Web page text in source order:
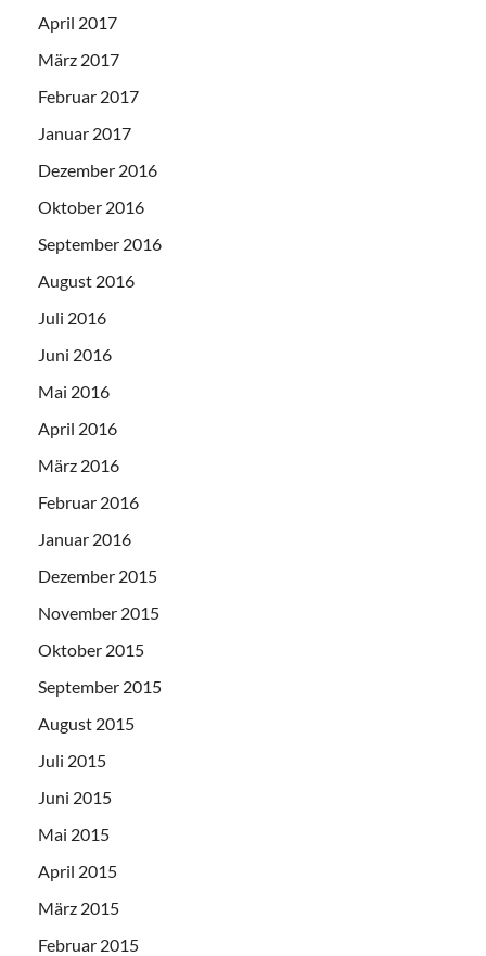
April 2017
März 2017
Februar 2017
Januar 2017
Dezember 2016
Oktober 2016
September 2016
August 2016
Juli 2016
Juni 2016
Mai 2016
April 2016
März 2016
Februar 2016
Januar 2016
Dezember 2015
November 2015
Oktober 2015
September 2015
August 2015
Juli 2015
Juni 2015
Mai 2015
April 2015
März 2015
Februar 2015